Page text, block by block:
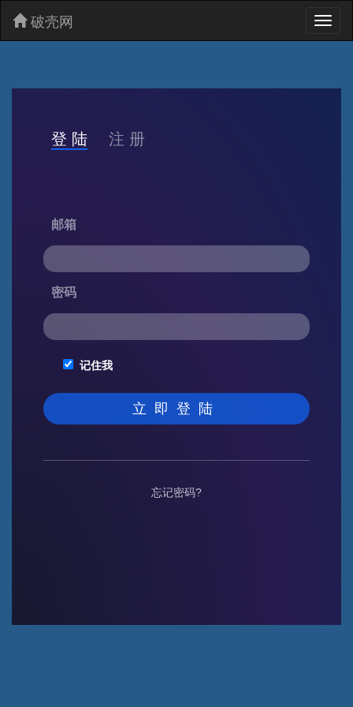
破壳网
登 陆 注 册
邮箱
密码
记住我
忘记密码?